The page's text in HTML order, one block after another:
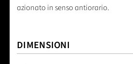
azionato in senso antiorario.
DIMENSIONI